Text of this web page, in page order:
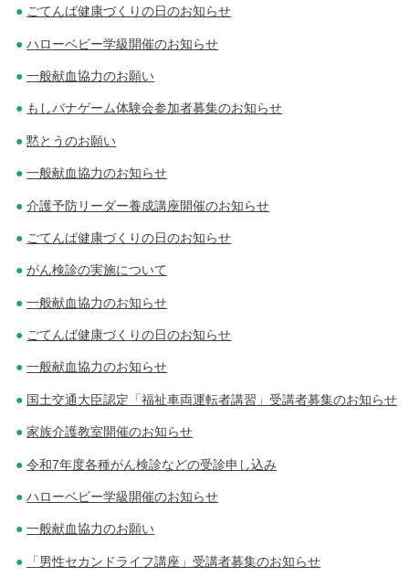
ごてんば健康づくりの日のお知らせ
ハローベビー学級開催のお知らせ
一般献血協力のお願い
もしバナゲーム体験会参加者募集のお知らせ
黙とうのお願い
一般献血協力のお知らせ
介護予防リーダー養成講座開催のお知らせ
ごてんば健康づくりの日のお知らせ
がん検診の実施について
一般献血協力のお知らせ
ごてんば健康づくりの日のお知らせ
一般献血協力のお知らせ
国土交通大臣認定「福祉車両運転者講習」受講者募集のお知らせ
家族介護教室開催のお知らせ
令和7年度各種がん検診などの受診申し込み
ハローベビー学級開催のお知らせ
一般献血協力のお願い
「男性セカンドライフ講座」受講者募集のお知らせ